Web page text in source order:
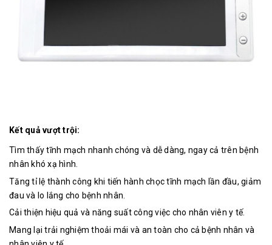
Kết quả vượt trội:
Tìm thấy tĩnh mạch nhanh chóng và dễ dàng, ngay cả trên bệnh
nhân khó xạ hình.
Tăng tỉ lệ thành công khi tiến hành chọc tĩnh mạch lần đầu, giảm
đau và lo lắng cho bệnh nhân.
Cải thiện hiệu quả và năng suất công việc cho nhân viên y tế.
Mang lại trải nghiệm thoải mái và an toàn cho cả bệnh nhân và